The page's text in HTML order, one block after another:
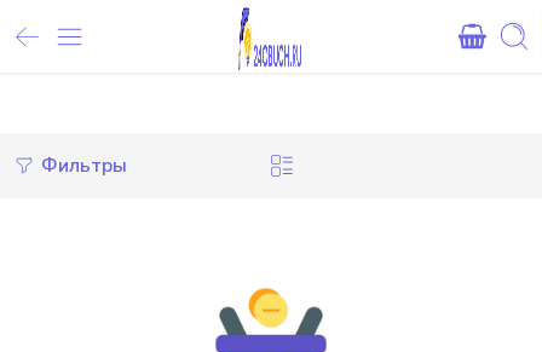
Внимание! При оплате картами Сбербанка, могут
Фильтры